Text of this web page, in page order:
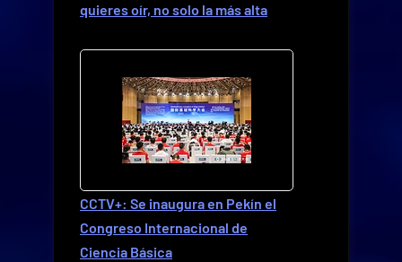
quieres oír, no solo la más alta
CCTV+: Se inaugura en Pekín el
Congreso Internacional de
Ciencia Básica